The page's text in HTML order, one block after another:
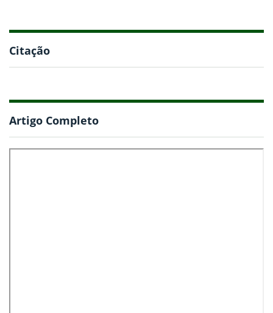
Citação
Artigo Completo